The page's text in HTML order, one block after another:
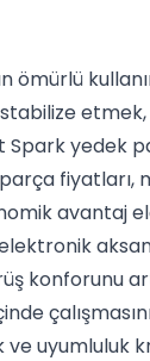
ömürlü
Spark yedek
fiyatları,
avantaj
konforunu
ve uyumluluk